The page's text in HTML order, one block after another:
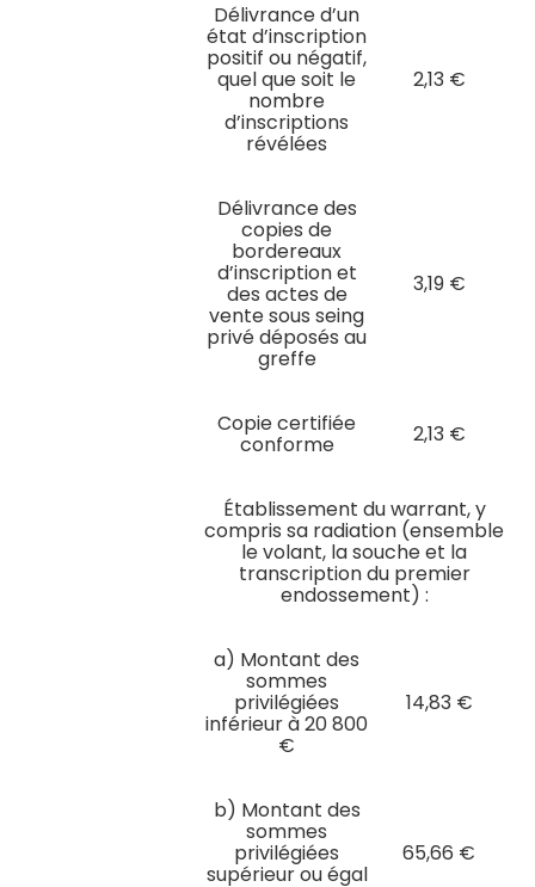
Délivrance d’un
état d’inscription
positif ou négatif,
quel que soit le
nombre
d’inscriptions
révélées
2,13 €
Délivrance des
copies de
bordereaux
d’inscription et
des actes de
vente sous seing
privé déposés au
greffe
3,19 €
Copie certifiée
conforme 2,13 €
Établissement du warrant, y
compris sa radiation (ensemble
le volant, la souche et la
transcription du premier
endossement) :
a) Montant des
sommes
privilégiées
inférieur à 20 800
€
14,83 €
b) Montant des
sommes
privilégiées
supérieur ou égal
65,66 €